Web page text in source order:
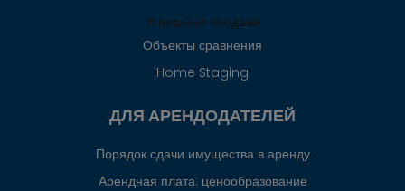
Успешные продажи
Объекты сравнения
Home Staging
ДЛЯ АРЕНДОДАТЕЛЕЙ
Порядок сдачи имущества в аренду
Арендная плата: ценообразование